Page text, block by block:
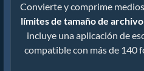
Convierte y comprime
límites de tamaño de archivo
incluye una aplicación de
compatible con más de 140